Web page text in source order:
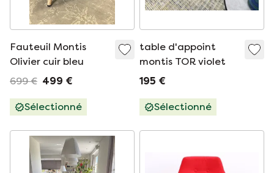
Fauteuil Montis
Olivier cuir bleu
699 € 499 €
Sélectionné
table d'appoint
montis TOR violet
195 €
Sélectionné